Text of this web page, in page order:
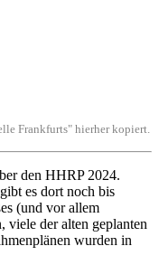
Frankfurts" hierher kopiert.
den HHRP 2024.
es dort noch bis
(und vor allem
viele der alten geplanten
wurden in